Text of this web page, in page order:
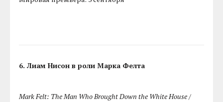
6. Лиам Нисон в роли Марка Фелта
Mark Felt: The Man Who Brought Down the White House /